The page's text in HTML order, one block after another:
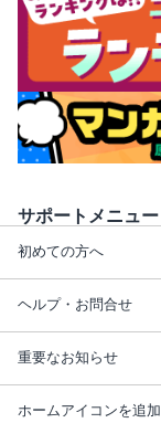
サポートメニュー
初めての方へ
ヘルプ・お問合せ
重要なお知らせ
ホームアイコンを追加